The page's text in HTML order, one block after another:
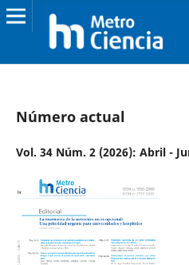
Número actual
Vol. 34 Núm. 2 (2026): Abril -